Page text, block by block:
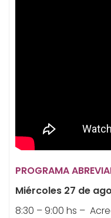
PROGRAMA
Miércoles 27 de
8:30 – 9:00 hs –